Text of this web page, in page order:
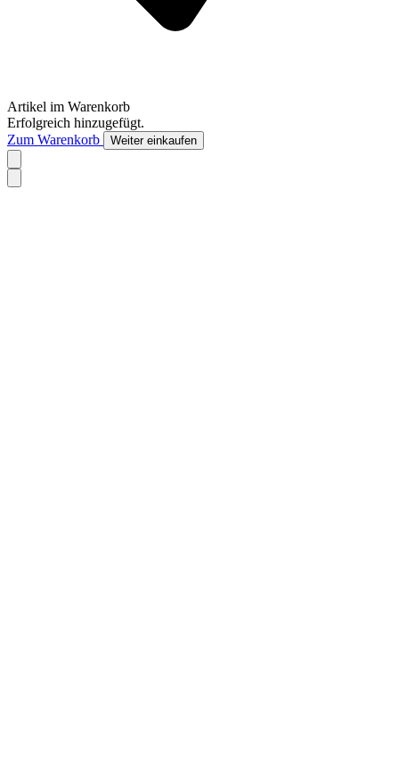
Artikel im Warenkorb
Erfolgreich hinzugefügt.
Zum Warenkorb
Weiter einkaufen